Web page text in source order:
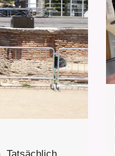
Tatsächlich